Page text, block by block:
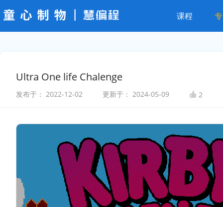
课程
Ultra One life Chalenge
发布于： 2022-12-02 更新于： 2024-05-09 2